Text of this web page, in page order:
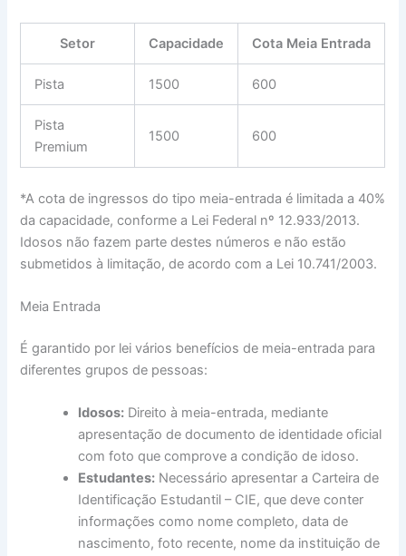
Setor Capacidade Cota Meia Entrada
Pista 1500 600
Pista
Premium
1500 600
*A cota de ingressos do tipo meia-entrada é limitada a 40%
da capacidade, conforme a Lei Federal nº 12.933/2013.
Idosos não fazem parte destes números e não estão
submetidos à limitação, de acordo com a Lei 10.741/2003.
Meia Entrada
É garantido por lei vários benefícios de meia-entrada para
diferentes grupos de pessoas:
Idosos: Direito à meia-entrada, mediante
apresentação de documento de identidade oficial
com foto que comprove a condição de idoso.
Estudantes: Necessário apresentar a Carteira de
Identificação Estudantil – CIE, que deve conter
informações como nome completo, data de
nascimento, foto recente, nome da instituição de